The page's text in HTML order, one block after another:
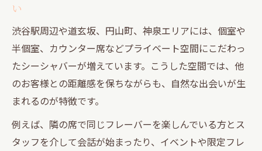
い
渋谷駅周辺や道玄坂、円山町、神泉エリアには、個室や
半個室、カウンター席などプライベート空間にこだわっ
たシーシャバーが増えています。こうした空間では、他
のお客様との距離感を保ちながらも、自然な出会いが生
まれるのが特徴です。
例えば、隣の席で同じフレーバーを楽しんでいる方とス
タッフを介して会話が始まったり、イベントや限定フレ